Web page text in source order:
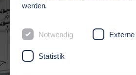
Energie- und
werden.
Notwendig
Statistik